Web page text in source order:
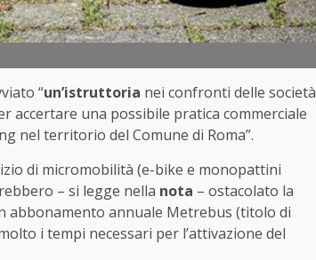
“un’istruttoria nei confronti delle società
accertare una possibile pratica commerciale
nel territorio del Comune di Roma”.
di micromobilità (e-bike e monopattini
– si legge nella nota – ostacolato la
abbonamento annuale Metrebus (titolo di
i tempi necessari per l’attivazione del